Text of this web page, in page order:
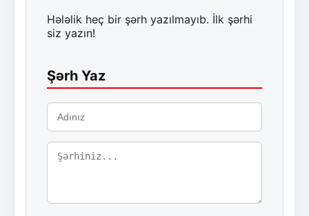
Hələlik heç bir şərh yazılmayıb. İlk şərhi
siz yazın!
Şərh Yaz